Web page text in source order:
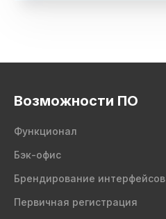
Возможности ПО
Функционал
Бэк-офис
Брендирование интерфейсов
Первичная регистрация